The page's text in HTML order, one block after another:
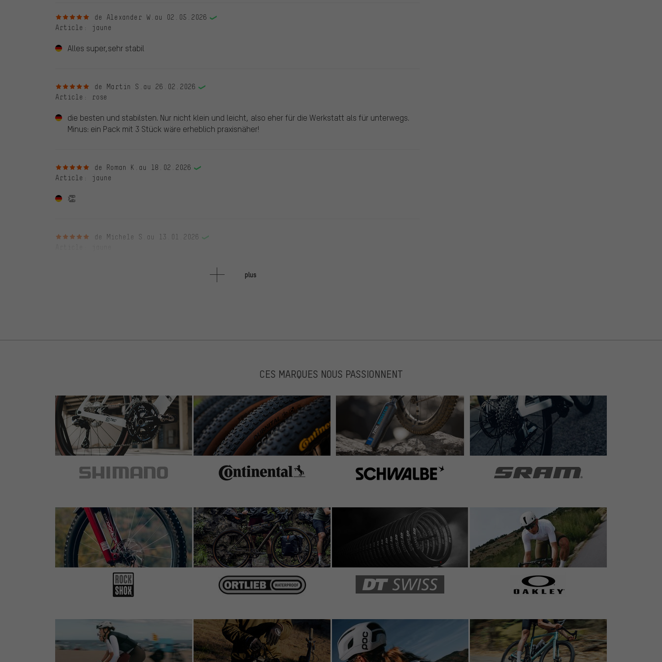
5 sur 5 étoilesde Alexander W. au 02.05.2026
Article : jaune
Alles super,sehr stabil
5 sur 5 étoilesde Martin S. au 26.02.2026
Article : rose
die besten und stabilsten. Nur nicht klein und leicht, also eher für die Werkstatt als für unterwegs.
Minus: ein Pack mit 3 Stück wäre erheblich praxisnäher!
5 sur 5 étoilesde Roman K. au 18.02.2026
Article : jaune
👏
5 sur 5 étoilesde Michele S. au 13.01.2026
Top, sehr Robuste Ausführung, endlich mal das Gefühl das sie nicht beim ersten hebeln gleich
Article: rose
Eigentlich war dies nur ein Zusatzkauf und ich habe bis dato nur einfache Reifenheber genutzt. Aber
es gibt ein wesentliches Detail: die Stabilität! Die Reifenheber sind nicht nur schön, sondern stabil
und sehr funktional. Sie bewähren sich selbst bei Rennradreifen sehr gut, schonen die Felge und
lassen sich gut in die Speichen klemmen. Bisher eine klare Kaufempfehlung!
Der Gold-Standard unter den Kunststoff-Reifenhebern, deutlich stabiler als Schwalbe. Taugt auch
für das Aufziehen von störrischen Reifen.
de Johan B.
1 sur 5 étoilesde Adrian M.au 17.10.2024
Article: rose
plus
CES MARQUES NOUS PASSIONNENT